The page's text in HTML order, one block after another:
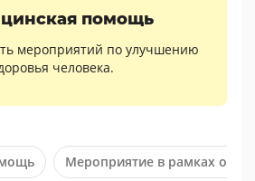
помощь
мероприятий по улучшению
человека.
Мероприятие в рамках